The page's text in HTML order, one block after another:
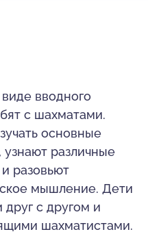
вводного
с шахматами.
основные
различные
разовьют
мышление. Дети
с другом и
шахматистами.